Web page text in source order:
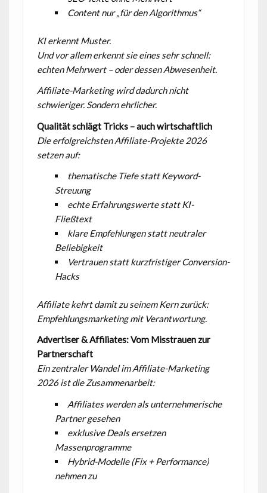
Content nur „für den Algorithmus“
KI erkennt Muster.
Und vor allem erkennt sie eines sehr schnell:
echten Mehrwert – oder dessen Abwesenheit.
Affiliate-Marketing wird dadurch nicht
schwieriger. Sondern ehrlicher.
Qualität schlägt Tricks – auch wirtschaftlich
Die erfolgreichsten Affiliate-Projekte 2026
setzen auf:
thematische Tiefe statt Keyword-
Streuung
echte Erfahrungswerte statt KI-
Fließtext
klare Empfehlungen statt neutraler
Beliebigkeit
Vertrauen statt kurzfristiger Conversion-
Hacks
Affiliate kehrt damit zu seinem Kern zurück:
Empfehlungsmarketing mit Verantwortung.
Advertiser & Affiliates: Vom Misstrauen zur
Partnerschaft
Ein zentraler Wandel im Affiliate-Marketing
2026 ist die Zusammenarbeit:
Affiliates werden als unternehmerische
Partner gesehen
exklusive Deals ersetzen
Massenprogramme
Hybrid-Modelle (Fix + Performance)
nehmen zu